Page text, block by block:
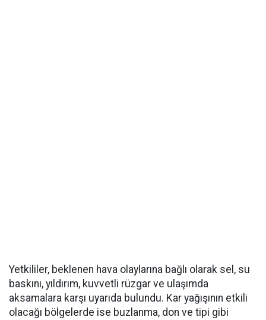
Yetkililer, beklenen hava olaylarına bağlı olarak sel, su
baskını, yıldırım, kuvvetli rüzgar ve ulaşımda
aksamalara karşı uyarıda bulundu. Kar yağışının etkili
olacağı bölgelerde ise buzlanma, don ve tipi gibi